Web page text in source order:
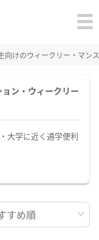
向けのウィークリー・マン
ン・ウィークリー
大学に近く通学便利